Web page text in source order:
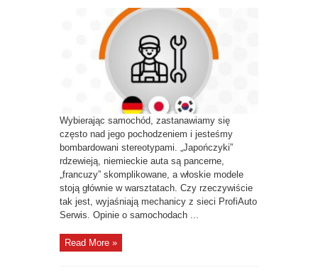
SAMOCHODU
ZNACZENIE?
STEREOTYPY.
Wybierając samochód, zastanawiamy się
często nad jego pochodzeniem i jesteśmy
bombardowani stereotypami. „Japończyki”
rdzewieją, niemieckie auta są pancerne,
„francuzy” skomplikowane, a włoskie modele
stoją głównie w warsztatach. Czy rzeczywiście
tak jest, wyjaśniają mechanicy z sieci ProfiAuto
Serwis. Opinie o samochodach ...
Read More »